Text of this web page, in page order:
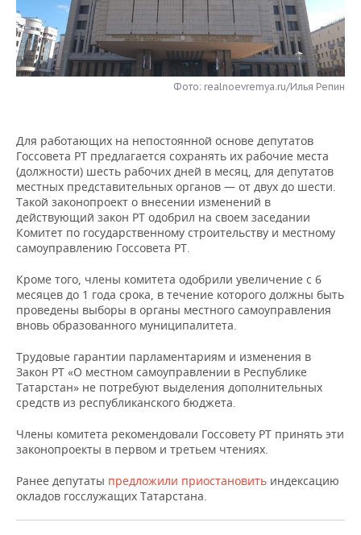
НЕФТЕХИМИЯ
НЕФТЬ
ОПК
РОЗНИЧНАЯ ТОРГОВЛЯ
ТРАНСПОРТ
НОВОСТИ ТЕХНОЛОГИЙ
IT
ТЕЛЕКОММУНИКАЦИИ
МЕРОПРИЯТИЯ
НОВОСТИ МЕРОПРИЯТИЙ
БИЗНЕС-БРАНЧИ
ONLINE-КОНФЕРЕНЦИИ
ОТКРЫТАЯ ЛЕКЦИЯ
СПОРТ
ФУТБОЛ
ХОККЕЙ
БАСКЕТБОЛ
ВОЛЕЙБОЛ
КИБЕРСПОРТ
ФИГУРНОЕ КАТАНИЕ
ВОДНЫЕ ВИДЫ СПОРТА
ХОККЕЙ С МЯЧОМ
НОВОСТИ ОБЩЕСТВА
ВЛАСТЬ
ИНФРАСТРУКТУРА
ИСТОРИЯ
КУЛЬТУРА
МЕДИЦИНА
ОБРАЗОВАНИЕ
ПРОИСШЕСТВИЯ
ФОТОГАЛЕРЕЯ
СЮЖЕТЫ
СПРАВОЧНИК
СПИСОК ПЕРСОН
СПИСОК КОМПАНИЙ
ПОЛНАЯ ВЕРСИЯ
Фото: realnoevremya.ru/Илья Репин
Для работающих на непостоянной основе депутатов
Госсовета РТ предлагается сохранять их рабочие места
(должности) шесть рабочих дней в месяц, для депутатов
местных представительных органов — от двух до шести.
Такой законопроект о внесении изменений в
действующий закон РТ одобрил на своем заседании
Комитет по государственному строительству и местному
самоуправлению Госсовета РТ.
Кроме того, члены комитета одобрили увеличение с 6
месяцев до 1 года срока, в течение которого должны быть
проведены выборы в органы местного самоуправления
вновь образованного муниципалитета.
Трудовые гарантии парламентариям и изменения в
Закон РТ «О местном самоуправлении в Республике
Татарстан» не потребуют выделения дополнительных
средств из республиканского бюджета.
Члены комитета рекомендовали Госсовету РТ принять эти
законопроекты в первом и третьем чтениях.
Ранее депутаты предложили приостановить индексацию
окладов госслужащих Татарстана.